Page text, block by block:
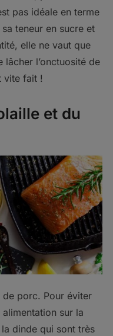
pas idéale en terme
teneur en sucre et
elle ne vaut que
lâcher l’onctuosité de
vite fait !
et du
porc. Pour éviter
sur la
dinde qui sont très